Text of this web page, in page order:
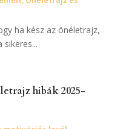
ha kész az önéletrajz,
sikeres...
hibák 2025-